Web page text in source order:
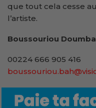
que tout cela cesse
l’artiste.
Boussouriou
00224 666 905 416